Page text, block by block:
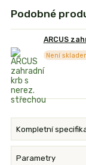
Podobné
ARCUS
Není
Kompletní
Parametry